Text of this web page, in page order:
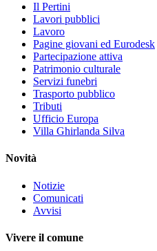
Il Pertini
Lavori pubblici
Lavoro
Pagine giovani ed Eurodesk
Partecipazione attiva
Patrimonio culturale
Servizi funebri
Trasporto pubblico
Tributi
Ufficio Europa
Villa Ghirlanda Silva
Novità
Notizie
Comunicati
Avvisi
Vivere il comune